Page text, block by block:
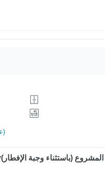
عرض الكل (18)
OwlJourneyالمشروع (باستثناء وجبة الإفطار)